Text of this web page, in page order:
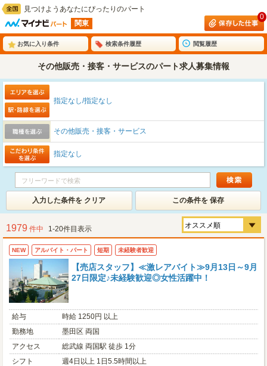
見つけようあなたにぴったりのパート
関東
0
お気に入り条件 検索条件履歴 閲覧履歴
その他販売・接客・サービスのパート求人募集情報
指定なし/指定なし
その他販売・接客・サービス
指定なし
入力した条件を クリア この条件を 保存
1979 件中 1-20件目表示
NEW アルバイト・パート 短期 未経験者歓迎
【売店スタッフ】≪激レアバイト≫9月13日～9月
27日限定♪未経験歓迎◎女性活躍中！
給与
時給 1250円 以上
勤務地
墨田区 両国
アクセス
総武線 両国駅 徒歩 1分
シフト
週4日以上 1日5.5時間以上